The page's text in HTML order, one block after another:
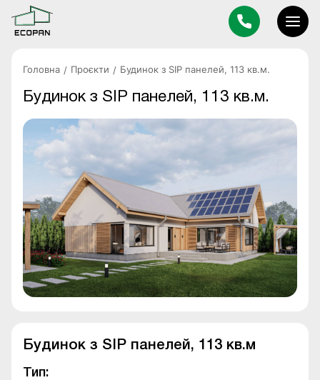
Головна Проєкти Будинок з SIP панелей, 113 кв.м.
Будинок з SIP панелей, 113 кв.м.
Будинок з SIP панелей, 113 кв.м
Тип: